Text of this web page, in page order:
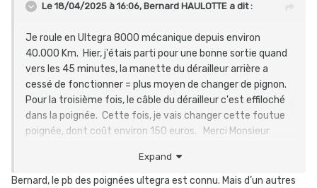
Le 18/04/2025 à 16:06, Bernard HAULOTTE a dit :
Je roule en Ultegra 8000 mécanique depuis environ
40.000 Km. Hier, j'étais parti pour une bonne sortie quand
vers les 45 minutes, la manette du dérailleur arrière a
cessé de fonctionner = plus moyen de changer de pignon.
Pour la troisième fois, le câble du dérailleur c'est effiloché
dans la poignée. Cette fois, je vais changer cette foutue
poignée, dont coût environ 150 euros. Merci Monsieur
J'étais calé sur le 19 dents, avec 48 à l'avant, de quoi
mouliner pour rentrer.
Expand
Bernard, le pb des poignées ultegra est connu. Mais d’un autres